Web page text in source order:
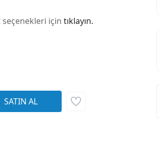
için tıklayın.